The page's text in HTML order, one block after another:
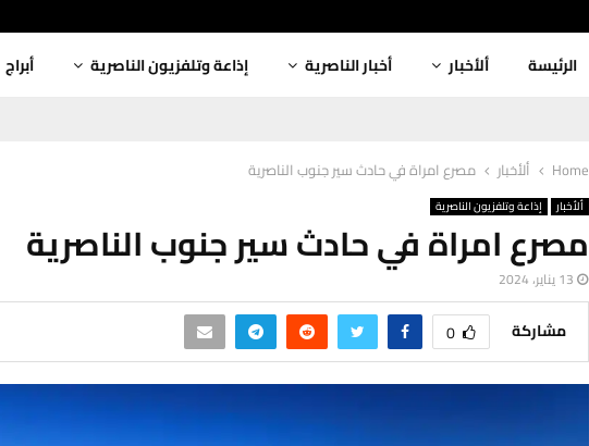
الرئيسة ألأخبار أخبار الناصرية إذاعة وتلفزيون الناصرية أبراج
Home ألأخبار مصرع امراة في حادث سير جنوب الناصرية
ألأخبار إذاعة وتلفزيون الناصرية
مصرع امراة في حادث سير جنوب الناصرية
13 يناير، 2024
مشاركة 0